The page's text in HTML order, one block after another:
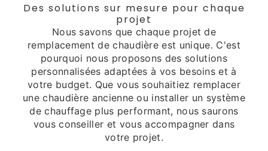
Des solutions sur mesure pour chaque
projet
Nous savons que chaque projet de
remplacement de chaudière est unique. C'est
pourquoi nous proposons des solutions
personnalisées adaptées à vos besoins et à
votre budget. Que vous souhaitiez remplacer
une chaudière ancienne ou installer un système
de chauffage plus performant, nous saurons
vous conseiller et vous accompagner dans
votre projet.